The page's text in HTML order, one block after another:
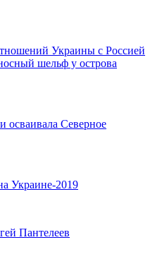
Украины с Россией
шельф у острова
осваивала Северное
Украине-2019
Пантелеев